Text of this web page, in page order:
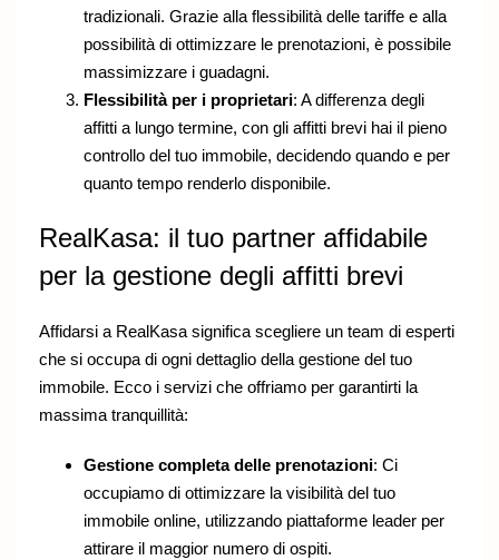
tradizionali. Grazie alla flessibilità delle tariffe e alla
possibilità di ottimizzare le prenotazioni, è possibile
massimizzare i guadagni.
Flessibilità per i proprietari: A differenza degli
affitti a lungo termine, con gli affitti brevi hai il pieno
controllo del tuo immobile, decidendo quando e per
quanto tempo renderlo disponibile.
RealKasa: il tuo partner affidabile
per la gestione degli affitti brevi
Affidarsi a RealKasa significa scegliere un team di esperti
che si occupa di ogni dettaglio della gestione del tuo
immobile. Ecco i servizi che offriamo per garantirti la
massima tranquillità:
Gestione completa delle prenotazioni: Ci
occupiamo di ottimizzare la visibilità del tuo
immobile online, utilizzando piattaforme leader per
attirare il maggior numero di ospiti.